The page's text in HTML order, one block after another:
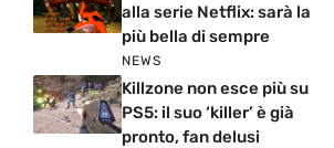
alla serie Netflix: sarà la
più bella di sempre
NEWS
Killzone non esce più su
PS5: il suo ‘killer’ è già
pronto, fan delusi